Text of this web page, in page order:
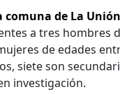
comuna de La Unión
a tres hombres
de edades
siete son
investigación.